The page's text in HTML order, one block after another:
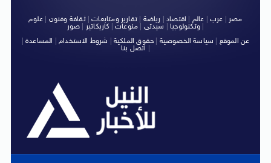
مصر عرب عالم اقتصاد رياضة |تقارير ومتابعات|ثقافة وفنون
علوم
وتكنولوجيا| سيدتى منوعات كاريكاتير صور
|
عن الموقع
سياسة الخصوصية حقوق الملكية شروط الاستخدام| المساعدة|
اتصل بنا